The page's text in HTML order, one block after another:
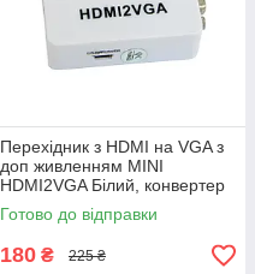
Перехідник з HDMI на VGA з
доп живленням MINI
HDMI2VGA Білий, конвертер
HDMI VGA | переходник hdmi
vga
Готово до відправки
180 ₴ 225 ₴